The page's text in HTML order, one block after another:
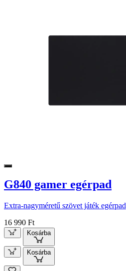
G840 gamer egérpad
Extra-nagyméretű szövet játék egérpad
16 990 Ft
Kosárba
Kosárba